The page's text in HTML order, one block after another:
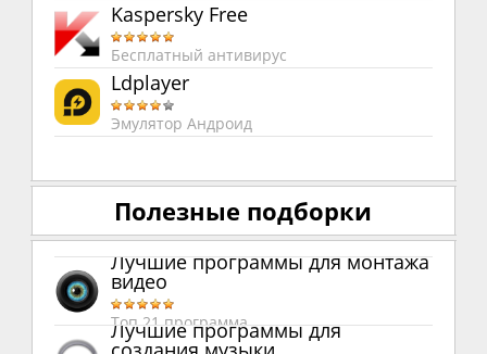
Kaspersky Free
Бесплатный антивирус
Ldplayer
Эмулятор Андроид
Полезные подборки
Лучшие программы для монтажа
видео
Топ 21 программа
Лучшие программы для